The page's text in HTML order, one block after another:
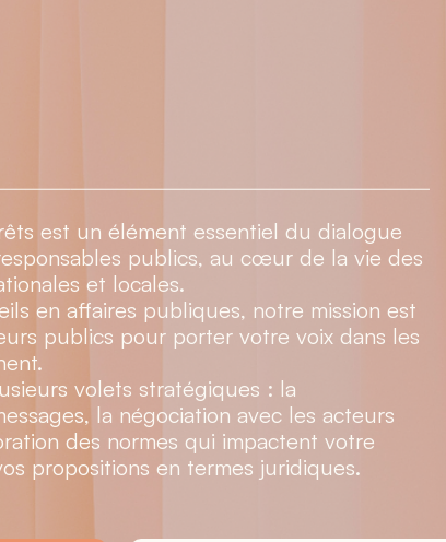
est un élément essentiel du dialogue
publics, au cœur de la vie des
et locales.
en affaires publiques, notre mission est
publics pour porter votre voix dans les
volets stratégiques : la
la négociation avec les acteurs
des normes qui impactent votre
propositions en termes juridiques.